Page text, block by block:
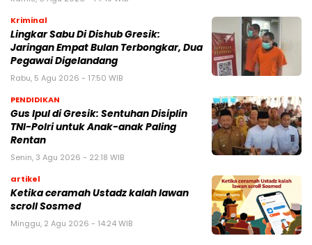
Kriminal
Lingkar Sabu Di Dishub Gresik:
Jaringan Empat Bulan Terbongkar, Dua
Pegawai Digelandang
Rabu, 5 Agu 2026 - 17:50 WIB
PENDIDIKAN
Gus Ipul di Gresik: Sentuhan Disiplin
TNI-Polri untuk Anak-anak Paling
Rentan
Senin, 3 Agu 2026 - 22:18 WIB
artikel
Ketika ceramah Ustadz kalah lawan
scroll Sosmed
Minggu, 2 Agu 2026 - 14:24 WIB